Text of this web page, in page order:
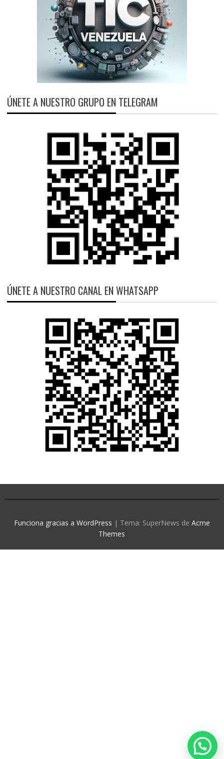
ÚNETE A NUESTRO GRUPO EN TELEGRAM
ÚNETE A NUESTRO CANAL EN WHATSAPP
Funciona gracias a WordPress | Tema: SuperNews de Acme
Themes